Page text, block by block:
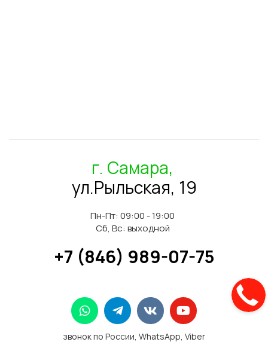
г. Самара,
ул.Рыльская, 19
Пн-Пт: 09:00 - 19:00
Сб, Вс: выходной
+7 (846) 989-07-75
звонок по России, WhatsApp, Viber